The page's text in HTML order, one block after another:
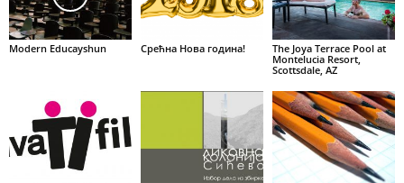
Modern Educayshun Срећна Нова година!
The Joya Terrace Pool at
Montelucia Resort,
Scottsdale, AZ